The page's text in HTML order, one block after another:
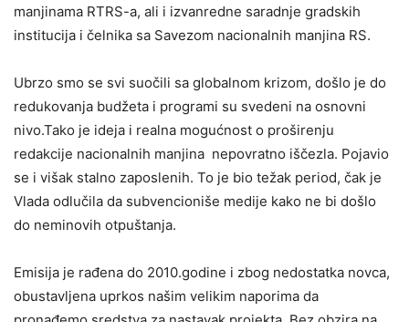
manjinama RTRS-a, ali i izvanredne saradnje gradskih
institucija i čelnika sa Savezom nacionalnih manjina RS.
Ubrzo smo se svi suočili sa globalnom krizom, došlo je do
redukovanja budžeta i programi su svedeni na osnovni
nivo.Tako je ideja i realna mogućnost o proširenju
redakcije nacionalnih manjina nepovratno iščezla. Pojavio
se i višak stalno zaposlenih. To je bio težak period, čak je
Vlada odlučila da subvencioniše medije kako ne bi došlo
do neminovih otpuštanja.
Emisija je rađena do 2010.godine i zbog nedostatka novca,
obustavljena uprkos našim velikim naporima da